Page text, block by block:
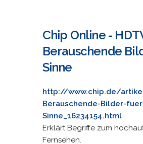
Chip Online -
Berauschende
Sinne
http://www.chip.de/
Berauschende-Bilder-
Sinne_16234154.html
Erklärt Begriffe zum
Fernsehen.